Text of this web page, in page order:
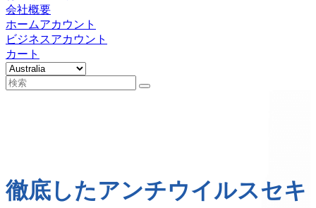
会社概要
ホームアカウント
ビジネスアカウント
カート
徹底したアンチウイルスセキ